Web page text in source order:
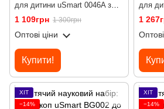
для дитини uSmart 0046A з
збільшенням до 1200х,
Жовтий
1 109грн 1 300грн
Оптові ціни
Купити!
для
1
ХІТ
−14%
ХІТ
−14%